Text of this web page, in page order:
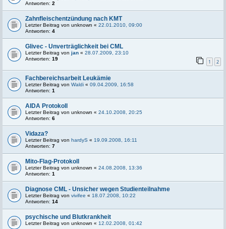
Antworten: 2
Zahnfleischentzündung nach KMT
Letzter Beitrag von unknown « 22.01.2010, 09:00
Antworten: 4
Glivec - Unverträglichkeit bei CML
Letzter Beitrag von jan « 28.07.2009, 23:10
Antworten: 19 1 2
Fachbereichsarbeit Leukämie
Letzter Beitrag von Waldi « 09.04.2009, 16:58
Antworten: 1
AIDA Protokoll
Letzter Beitrag von unknown « 24.10.2008, 20:25
Antworten: 6
Vidaza?
Letzter Beitrag von hardyS « 19.09.2008, 16:11
Antworten: 7
Mito-Flag-Protokoll
Letzter Beitrag von unknown « 24.08.2008, 13:36
Antworten: 1
Diagnose CML - Unsicher wegen Studienteilnahme
Letzter Beitrag von vivifee « 18.07.2008, 10:22
Antworten: 14
psychische und Blutkrankheit
Letzter Beitrag von unknown « 12.02.2008, 01:42